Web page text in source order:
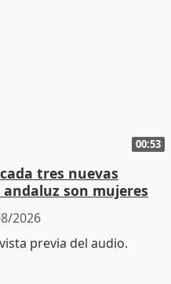
00:53
tres nuevas
son mujeres
2026